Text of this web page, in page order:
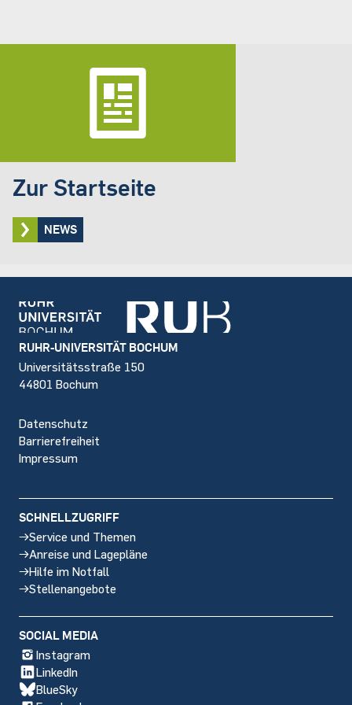
Zur Startseite
NEWS
Footer
RUHR-UNIVERSITÄT BOCHUM
Universitätsstraße 150
44801 Bochum
Datenschutz
Barrierefreiheit
Impressum
SCHNELLZUGRIFF
Service und Themen
Anreise und Lagepläne
Hilfe im Notfall
Stellenangebote
SOCIAL MEDIA
Instagram
LinkedIn
BlueSky